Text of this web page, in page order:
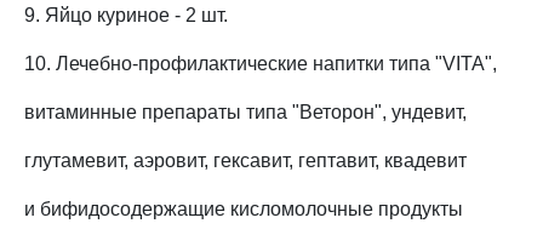
9. Яйцо куриное - 2 шт.
10. Лечебно-профилактические напитки типа "VITA",
витаминные препараты типа "Веторон", ундевит,
глутамевит, аэровит, гексавит, гептавит, квадевит
и бифидосодержащие кисломолочные продукты